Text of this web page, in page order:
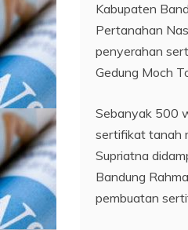
Kabupaten
Pertanahan
penyerahan
Gedung Moch
Sebanyak 500
sertifikat tanah
Supriatna
Bandung
pembuatan